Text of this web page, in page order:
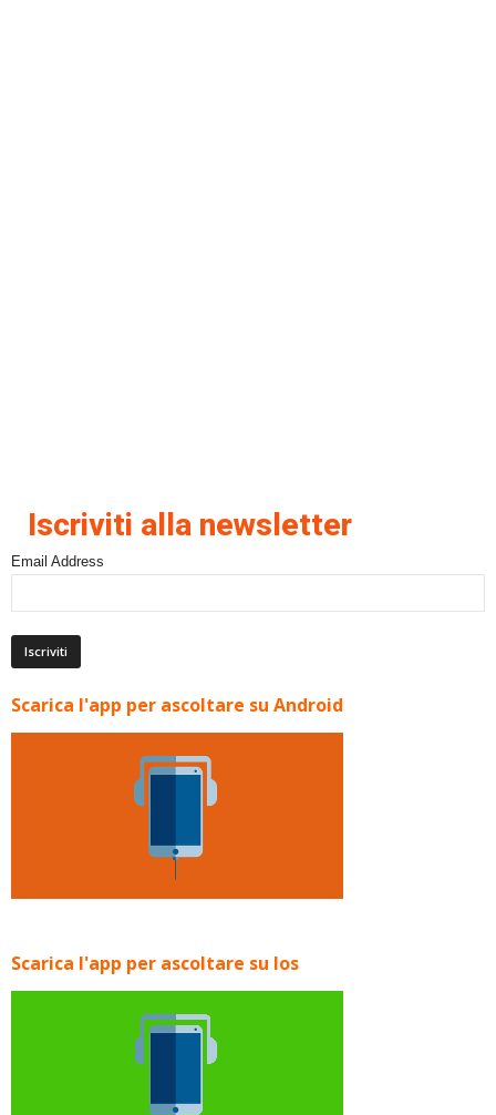
Iscriviti alla newsletter
Email Address
Scarica l'app per ascoltare su Android
Scarica l'app per ascoltare su Ios